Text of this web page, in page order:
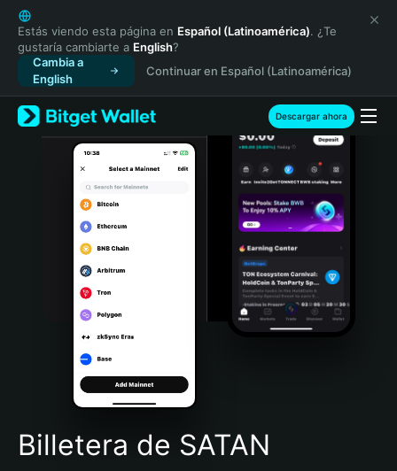
English
日本語
Tiếng Việt
Русский
Español (Latinoamérica)
Türkçe
Italiano
Português (Portugal)
Bahasa Indonesia
Português (Brasil)
Español (Argentina)
Estás viendo esta página en Español (Latinoamérica). ¿Te
gustaría cambiarte a English?
Cambia a
English
Continuar en Español (Latinoamérica)
Descargar ahora
Billetera de SATAN